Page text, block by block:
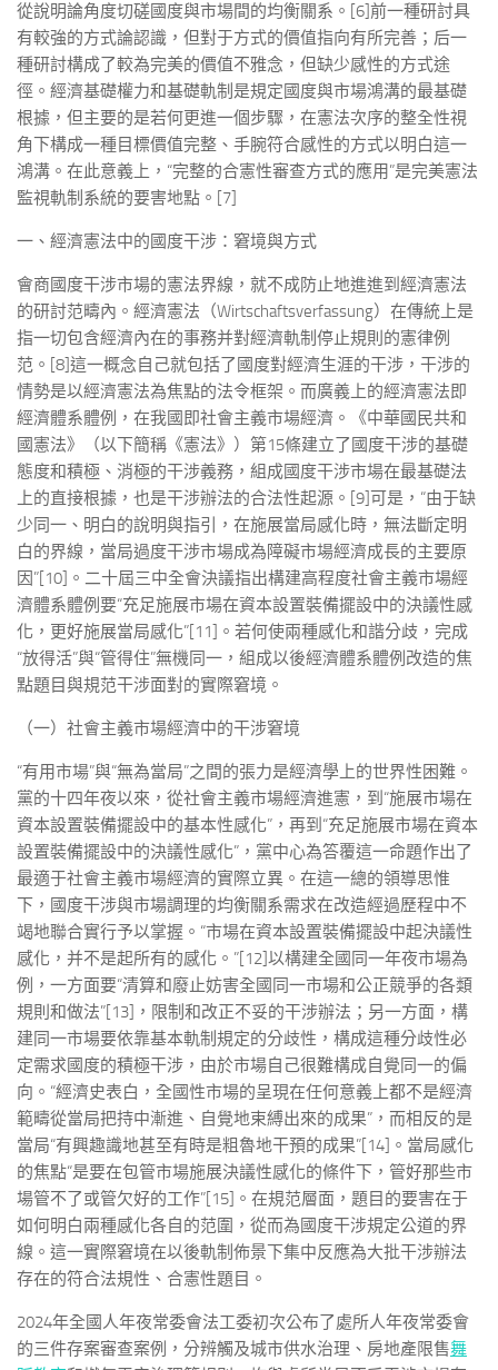
從說明論角度切磋國度與市場間的均衡關系。[6]前一種研討具
有較強的方式論認識，但對于方式的價值指向有所完善；后一
種研討構成了較為完美的價值不雅念，但缺少感性的方式途
徑。經濟基礎權力和基礎軌制是規定國度與市場鴻溝的最基礎
根據，但主要的是若何更進一個步驟，在憲法次序的整全性視
角下構成一種目標價值完整、手腕符合感性的方式以明白這一
鴻溝。在此意義上，“完整的合憲性審查方式的應用”是完美憲法
監視軌制系統的要害地點。[7]
一、經濟憲法中的國度干涉：窘境與方式
會商國度干涉市場的憲法界線，就不成防止地進進到經濟憲法
的研討范疇內。經濟憲法（Wirtschaftsverfassung）在傳統上是
指一切包含經濟內在的事務并對經濟軌制停止規則的憲律例
范。[8]這一概念自己就包括了國度對經濟生涯的干涉，干涉的
情勢是以經濟憲法為焦點的法令框架。而廣義上的經濟憲法即
經濟體系體例，在我國即社會主義市場經濟。《中華國民共和
國憲法》（以下簡稱《憲法》）第15條建立了國度干涉的基礎
態度和積極、消極的干涉義務，組成國度干涉市場在最基礎法
上的直接根據，也是干涉辦法的合法性起源。[9]可是，“由于缺
少同一、明白的說明與指引，在施展當局感化時，無法斷定明
白的界線，當局過度干涉市場成為障礙市場經濟成長的主要原
因”[10]。二十屆三中全會決議指出構建高程度社會主義市場經
濟體系體例要“充足施展市場在資本設置裝備擺設中的決議性感
化，更好施展當局感化”[11]。若何使兩種感化和諧分歧，完成
“放得活”與“管得住”無機同一，組成以後經濟體系體例改造的焦
點題目與規范干涉面對的實際窘境。
（一）社會主義市場經濟中的干涉窘境
“有用市場”與“無為當局”之間的張力是經濟學上的世界性困難。
黨的十四年夜以來，從社會主義市場經濟進憲，到“施展市場在
資本設置裝備擺設中的基本性感化”，再到“充足施展市場在資本
設置裝備擺設中的決議性感化”，黨中心為答覆這一命題作出了
最適于社會主義市場經濟的實際立異。在這一總的領導思惟
下，國度干涉與市場調理的均衡關系需求在改造經過歷程中不
竭地聯合實行予以掌握。“市場在資本設置裝備擺設中起決議性
感化，并不是起所有的感化。”[12]以構建全國同一年夜市場為
例，一方面要“清算和廢止妨害全國同一市場和公正競爭的各類
規則和做法”[13]，限制和改正不妥的干涉辦法；另一方面，構
建同一市場要依靠基本軌制規定的分歧性，構成這種分歧性必
定需求國度的積極干涉，由於市場自己很難構成自覺同一的偏
向。“經濟史表白，全國性市場的呈現在任何意義上都不是經濟
範疇從當局把持中漸進、自覺地束縛出來的成果”，而相反的是
當局“有興趣識地甚至有時是粗魯地干預的成果”[14]。當局感化
的焦點“是要在包管市場施展決議性感化的條件下，管好那些市
場管不了或管欠好的工作”[15]。在規范層面，題目的要害在于
如何明白兩種感化各自的范圍，從而為國度干涉規定公道的界
線。這一實際窘境在以後軌制佈景下集中反應為大批干涉辦法
存在的符合法規性、合憲性題目。
2024年全國人年夜常委會法工委初次公布了處所人年夜常委會
的三件存案審查案例，分辨觸及城市供水治理、房地產限售舞